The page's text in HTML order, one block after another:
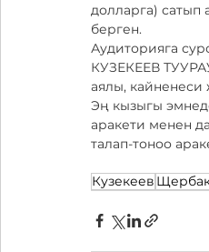
долларга) сатып
берген.
Аудиторияга
КУЗЕКЕЕВ
аялы,
Эң кызыгы
аракети менен
талап-тоноо
Кузекеев